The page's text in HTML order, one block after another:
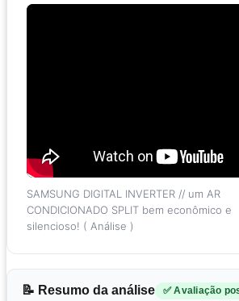
SAMSUNG DIGITAL INVERTER // um AR
CONDICIONADO SPLIT bem econômico e
silencioso! ( Análise )
📝 Resumo da análise ✅ Avaliação